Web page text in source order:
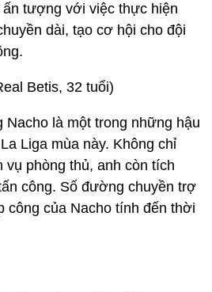
ấn tượng với việc thực hiện
dài, tạo cơ hội cho đội
Betis, 32 tuổi)
Nacho là một trong những hậu
Liga mùa này. Không chỉ
vụ phòng thủ, anh còn tích
công. Số đường chuyền trợ
công của Nacho tính đến thời